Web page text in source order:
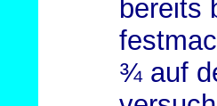
bereits
¾ auf